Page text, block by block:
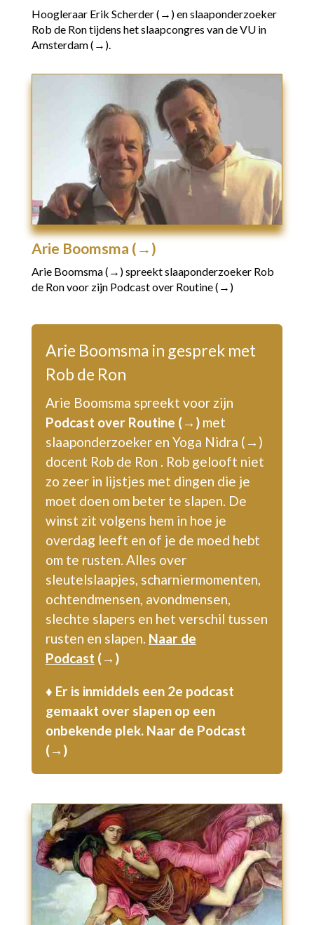
Hoogleraar Erik Scherder (→)en slaaponderzoeker
Rob de Ron tijdens het slaapcongres van deVU in
Amsterdam (→).
Arie Boomsma (→)
Arie Boomsma (→)spreekt slaaponderzoeker Rob
de Ron voor zijn Podcast over Routine (→)
Arie Boomsma in gesprek met
Rob de Ron
Arie Boomsma spreekt voor zijn
Podcast over Routine (→) met
slaaponderzoeker en Yoga Nidra (→)
docent Rob de Ron . Rob gelooft niet
zo zeer in lijstjes met dingen die je
moet doen om beter te slapen. De
winst zit volgens hem in hoe je
overdag leeft en of je de moed hebt
om te rusten. Alles over
sleutelslaapjes, scharniermomenten,
ochtendmensen, avondmensen,
slechte slapers en het verschil tussen
rusten en slapen. Naar de
Podcast (→)
♦ Er is inmiddels een 2e podcast
gemaakt over slapen op een
onbekende plek. Naar de Podcast
(→)